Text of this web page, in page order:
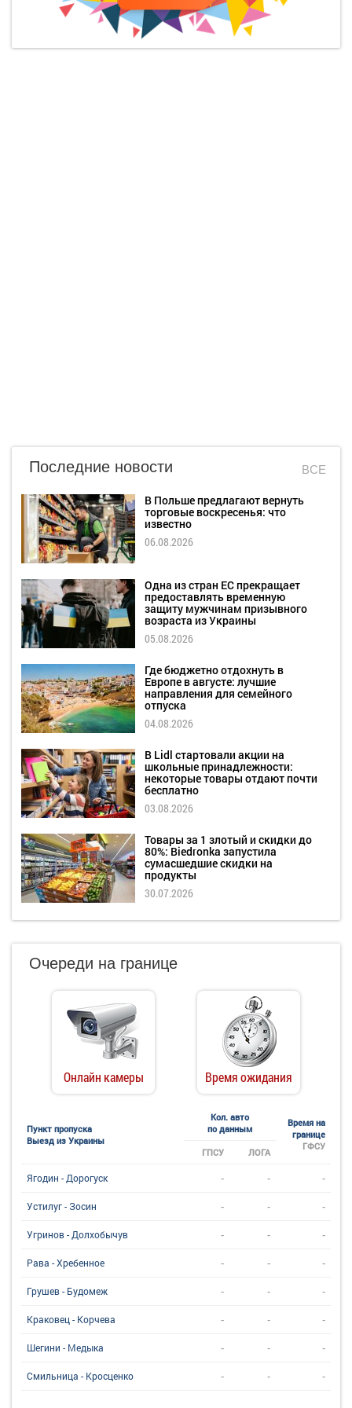
Последние новости ВСЕ
В Польше предлагают вернуть
торговые воскресенья: что
известно
06.08.2026
Одна из стран ЕС прекращает
предоставлять временную
защиту мужчинам призывного
возраста из Украины
05.08.2026
Где бюджетно отдохнуть в
Европе в августе: лучшие
направления для семейного
отпуска
04.08.2026
В Lidl стартовали акции на
школьные принадлежности:
некоторые товары отдают почти
бесплатно
03.08.2026
Товары за 1 злотый и скидки до
80%: Biedronka запустила
сумасшедшие скидки на
продукты
30.07.2026
Очереди на границе
Онлайн камеры Время ожидания
Пункт пропуска
Выезд из Украины
Кол. авто
по данным
Время на
границе
ГФСУ
ГПСУ ЛОГА
Ягодин - Дорогуск - - -
Устилуг - Зосин - - -
Угринов - Долхобычув - - -
Рава - Хребенное - - -
Грушев - Будомеж - - -
Краковец - Корчева - - -
Шегини - Медыка - - -
Смильница - Кросценко - - -